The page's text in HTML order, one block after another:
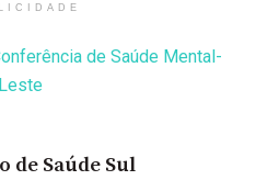
de Saúde Mental-
de Saúde Sul